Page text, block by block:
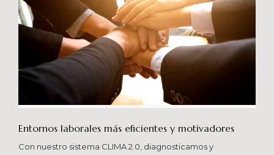
Entornos laborales más eficientes y motivadores
Con nuestro sistema CLIMA 2.0, diagnosticamos y